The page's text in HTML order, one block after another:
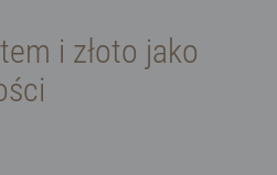
i złoto jako